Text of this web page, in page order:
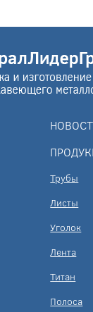
Трубы
Листы
Уголок
Лента
Титан
Полоса